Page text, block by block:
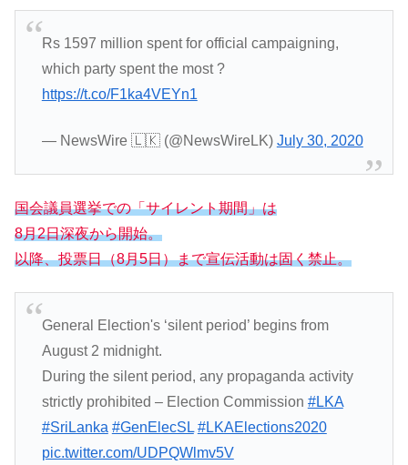
Rs 1597 million spent for official campaigning,
which party spent the most ?
https://t.co/F1ka4VEYn1
— NewsWire 🇱🇰 (@NewsWireLK) July 30, 2020
国会議員選挙での「サイレント期間」は
8月2日深夜から開始。
以降、投票日（8月5日）まで宣伝活動は固く禁止。
General Election's ‘silent period’ begins from
August 2 midnight.
During the silent period, any propaganda activity
strictly prohibited – Election Commission #LKA
#SriLanka #GenElecSL #LKAElections2020
pic.twitter.com/UDPQWlmv5V